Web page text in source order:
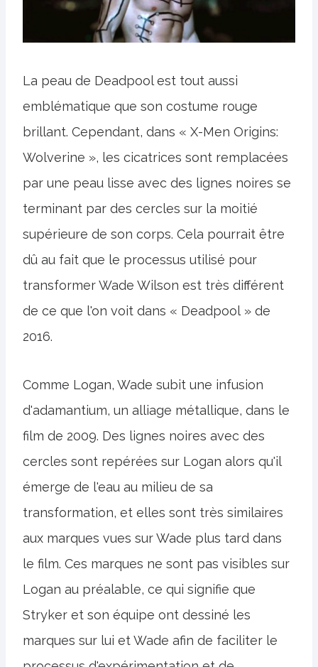
La peau de Deadpool est tout aussi
emblématique que son costume rouge
brillant. Cependant, dans « X-Men Origins:
Wolverine », les cicatrices sont remplacées
par une peau lisse avec des lignes noires se
terminant par des cercles sur la moitié
supérieure de son corps. Cela pourrait être
dû au fait que le processus utilisé pour
transformer Wade Wilson est très différent
de ce que l'on voit dans « Deadpool » de
2016.
Comme Logan, Wade subit une infusion
d'adamantium, un alliage métallique, dans le
film de 2009. Des lignes noires avec des
cercles sont repérées sur Logan alors qu'il
émerge de l'eau au milieu de sa
transformation, et elles sont très similaires
aux marques vues sur Wade plus tard dans
le film. Ces marques ne sont pas visibles sur
Logan au préalable, ce qui signifie que
Stryker et son équipe ont dessiné les
marques sur lui et Wade afin de faciliter le